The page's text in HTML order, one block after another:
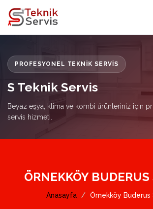
PROFESYONEL TEKNIK SERVIS
S Teknik Servis
Beyaz eşya, klima ve kombi ürünleriniz için
servis hizmeti.
ÖRNEKKÖY BUDERUS
Anasayfa Örnekköy Buderus